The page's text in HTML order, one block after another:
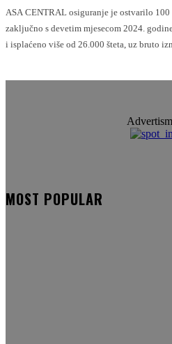
ASA CENTRAL osiguranje je ostvarilo
zaključno s devetim mjesecom 2024.
i isplaćeno više od 26.000 šteta, uz bruto
MOST POPULAR